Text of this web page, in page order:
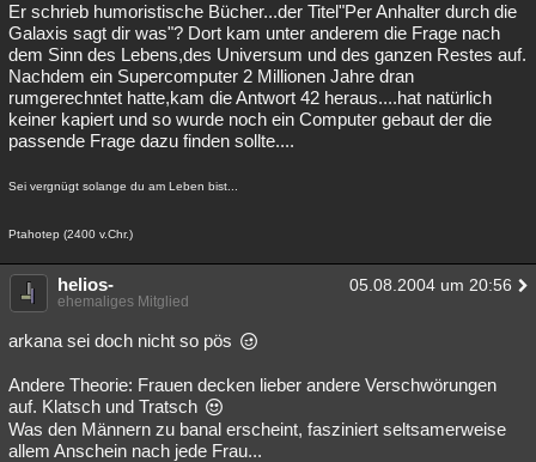
Er schrieb humoristische Bücher...der Titel"Per Anhalter durch die
Galaxis sagt dir was"? Dort kam unter anderem die Frage nach
dem Sinn des Lebens,des Universum und des ganzen Restes auf.
Nachdem ein Supercomputer 2 Millionen Jahre dran
rumgerechntet hatte,kam die Antwort 42 heraus....hat natürlich
keiner kapiert und so wurde noch ein Computer gebaut der die
passende Frage dazu finden sollte....
Sei vergnügt solange du am Leben bist...
Ptahotep (2400 v.Chr.)
helios- 05.08.2004 um 20:56
ehemaliges Mitglied
arkana sei doch nicht so pös
Andere Theorie: Frauen decken lieber andere Verschwörungen
auf. Klatsch und Tratsch
Was den Männern zu banal erscheint, fasziniert seltsamerweise
allem Anschein nach jede Frau...